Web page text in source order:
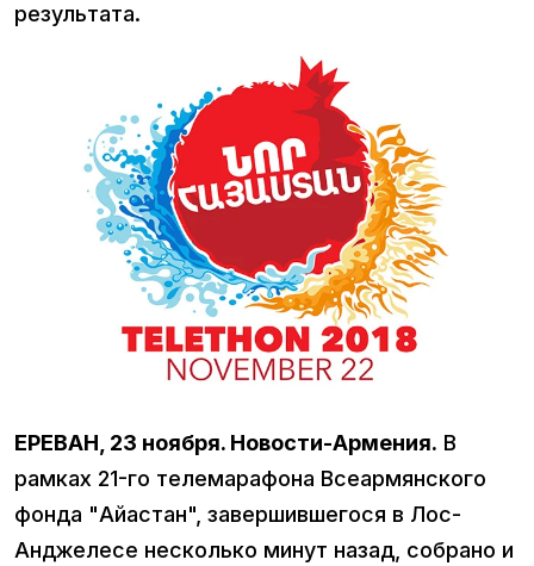
результата.
ЕРЕВАН, 23 ноября. Новости-Армения. В
рамках 21-го телемарафона Всеармянского
фонда "Айастан", завершившегося в Лос-
Анджелесе несколько минут назад, собрано и